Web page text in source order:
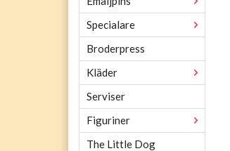
Specialare
Broderpress
Kläder
Serviser
Figuriner
The Little Dog